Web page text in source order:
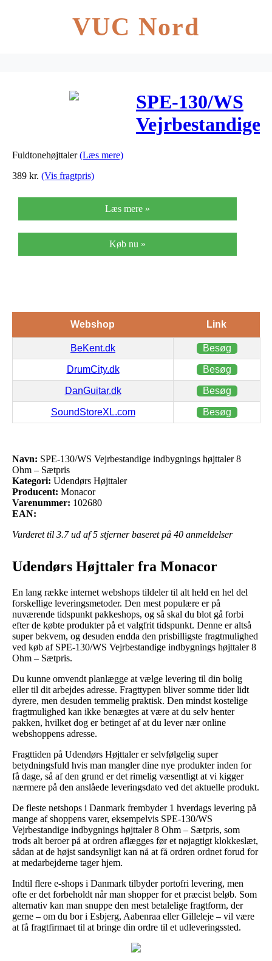
VUC Nord
SPE-130/WS
Vejrbestandige
Ohm –
Sætpris
Fuldtonehøjttaler(Læs mere)
389 kr. (Vis fragtpris)
Læs mere »
Køb nu »
Webshop Link
BeKent.dk Besøg
DrumCity.dk Besøg
DanGuitar.dk Besøg
SoundStoreXL.com Besøg
Navn: SPE-130/WS Vejrbestandige indbygnings højttaler 8
Ohm – Sætpris
Kategori: Udendørs Højttaler
Producent: Monacor
Varenummer: 102680
EAN:
Vurderet til 3.7ud af 5 stjerner baseret på 40 anmeldelser
Udendørs Højttaler fra Monacor
En lang række internet webshops tildeler til alt held en hel del
forskellige leveringsmetoder. Den mest populære er på
nuværende tidspunkt pakkeshops, og så skal du blot gå forbi
efter de købte produkter på et valgfrit tidspunkt. Denne er altså
super bekvem, og desuden endda den prisbilligste fragtmulighed
ved køb af SPE-130/WS Vejrbestandige indbygnings højttaler 8
Ohm – Sætpris.
Du kunne omvendt planlægge at vælge levering til din bolig
eller til dit arbejdes adresse. Fragttypen bliver somme tider lidt
dyrere, men desuden temmelig praktisk. Den mindst kostelige
fragtmulighed kan ikke benægtes at være at du selv henter
pakken, hvilket dog er betinget af at du lever nær online
webshoppens adresse.
Fragttiden på Udendørs Højttaler er selvfølgelig super
betydningsfuld hvis man mangler dine nye produkter inden for
få dage, så af den grund er det rimelig væsentligt at vi kigger
nærmere på den anslåede leveringsdato ved det aktuelle produkt.
De fleste netshops i Danmark frembyder 1 hverdags levering på
mange af shoppens varer, eksempelvis SPE-130/WS
Vejrbestandige indbygnings højttaler 8 Ohm – Sætpris, som
trods alt beroer på at ordren aflægges før et nøjagtigt klokkeslæt,
sådan at de højst sandsynligt kan nå at få ordren ordnet forud for
at medarbejderne tager hjem.
Indtil flere e-shops i Danmark tilbyder portofri levering, men
ofte er det forbeholdt når man shopper for et præcist beløb. Som
alternativ kan man snuppe den mest betalelige fragtform, der
gerne – om du bor i Esbjerg, Aabenraa eller Gilleleje – vil være
at få fragtfirmaet til at bringe din ordre til et udleveringssted.